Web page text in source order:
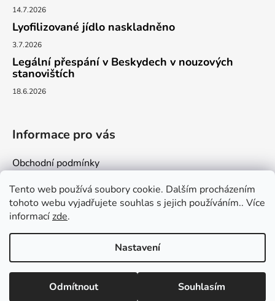
Tento web používá soubory cookie. Dalším procházením
tohoto webu vyjadřujete souhlas s jejich používáním.. Více
informacízde.
Nastavení
Odmítnout Souhlasím
14.7.2026
Lyofilizované jídlo naskladněno
3.7.2026
Legální přespání v Beskydech v nouzových
stanovištích
18.6.2026
Informace pro vás
Obchodní podmínky
Podmínky ochrany osobních údajů
Kontakty
Vytvořil Shoptet
Copyright 2026
. Všechna práva